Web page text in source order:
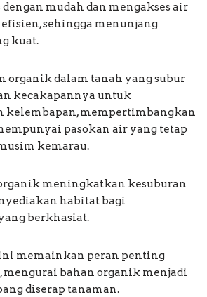
mudah dan mengakses air
sehingga menunjang
kuat.
organik dalam tanah yang subur
kecakapannya untuk
kelembapan, mempertimbangkan
pasokan air yang tetap
kemarau.
meningkatkan kesuburan
habitat bagi
berkhasiat.
memainkan peran penting
mengurai bahan organik menjadi
diserap tanaman.